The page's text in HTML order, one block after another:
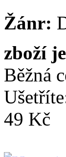
Žánr:
zboží
Běžná
49 Kč